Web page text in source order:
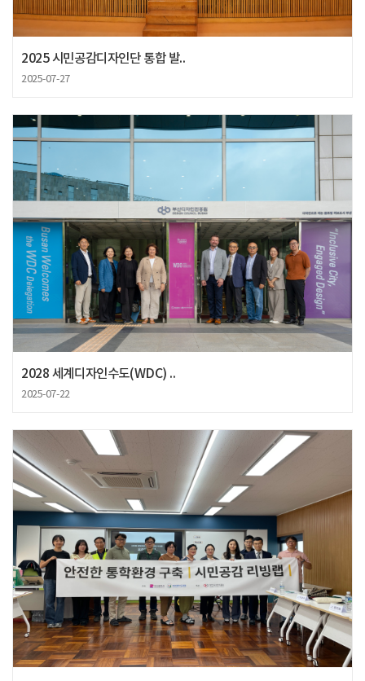
2025 시민공감디자인단 통합 발..
2025-07-27
2028 세계디자인수도(WDC) ..
2025-07-22